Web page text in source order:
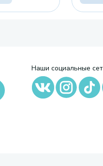
Наши социальные